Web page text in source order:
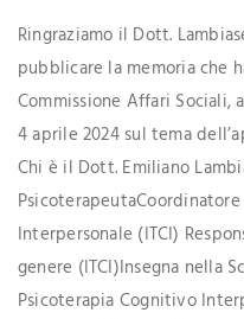
Ringraziamo il Dott.
pubblicare la memoria che
Commissione Affari Sociali,
4 aprile 2024 sul tema
Chi è il Dott. Emiliano
Interpersonale (ITCI)
genere (ITCI)Insegna nella
Psicoterapia Cognitivo